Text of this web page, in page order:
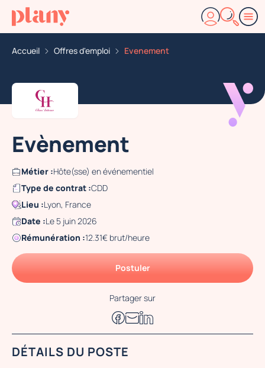
Accueil Offres d'emploi Evenement
Evènement
Métier :Hôte(sse) en événementiel
Type de contrat :CDD
Lieu :Lyon, France
Date :Le 5 juin 2026
Rémunération :12.31€ brut/heure
Postuler
Partager sur
DÉTAILS DU POSTE